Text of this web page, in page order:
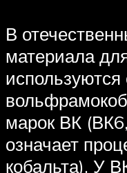
В
материала
марок ВК
означает
кобальта). У